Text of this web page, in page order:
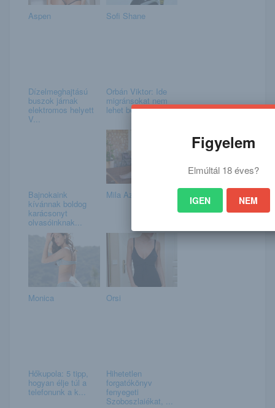
Aspen Sofi Shane
Dízelmeghajtású
buszok járnak
elektromos helyett
V...
Orbán Viktor: Ide
migránsokat nem
lehet beengedni,...
Bajnokaink
kívánnak boldog
karácsonyt
olvasóinknak...
Mila Azur
Monica Orsi
Hőkupola: 5 tipp,
hogyan élje túl a
telefonunk a k...
Hihetetlen
forgatókönyv
fenyegeti
Szoboszlaiékat, ...
Figyelem
Elmúltál 18 éves?
IGEN NEM